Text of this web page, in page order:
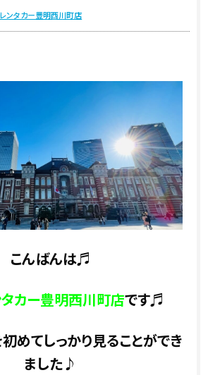
ンタカー豊明西川町店
こんばんは♬
カー豊明西川町店です♬
めてしっかり見ることができ
ました♪